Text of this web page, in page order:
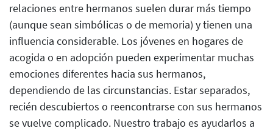
relaciones entre hermanos suelen durar más tiempo
(aunque sean simbólicas o de memoria) y tienen una
influencia considerable. Los jóvenes en hogares de
acogida o en adopción pueden experimentar muchas
emociones diferentes hacia sus hermanos,
dependiendo de las circunstancias. Estar separados,
recién descubiertos o reencontrarse con sus hermanos
se vuelve complicado. Nuestro trabajo es ayudarlos a